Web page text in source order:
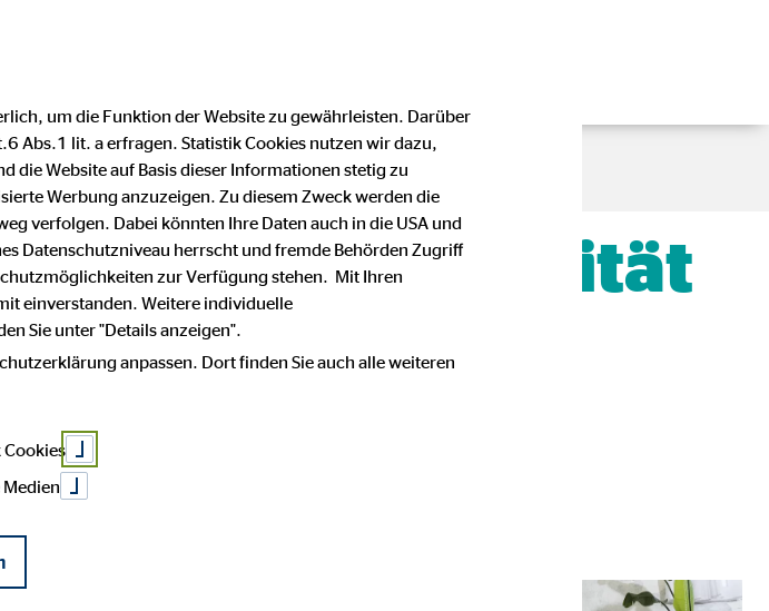
Flexibilität
um die Funktion der Website zu gewährleisten. Darüber
Abs.1 lit. a erfragen. Statistik Cookies nutzen wir dazu,
die Website auf Basis dieser Informationen stetig zu
Werbung anzuzeigen. Zu diesem Zweck werden die
verfolgen. Dabei könnten Ihre Daten auch in die USA und
Datenschutzniveau herrscht und fremde Behörden Zugriff
zur Verfügung stehen. Mit Ihren
einverstanden. Weitere individuelle
Sie unter "Details anzeigen".
anpassen. Dort finden Sie auch alle weiteren
Cookies
Medien